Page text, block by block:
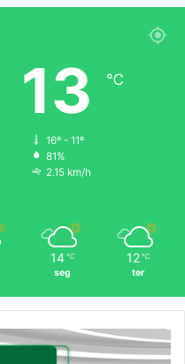
13 ℃
16º - 11º
81%
2.15 km/h
14 ℃
seg
12 ℃
ter